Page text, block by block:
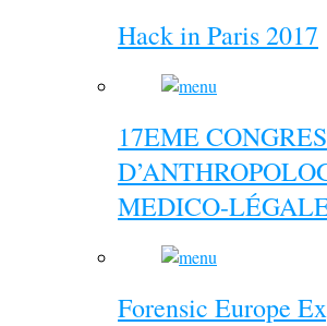
Hack in Paris 2017
17EME CONGRES
MEDICO-
Forensic Europe